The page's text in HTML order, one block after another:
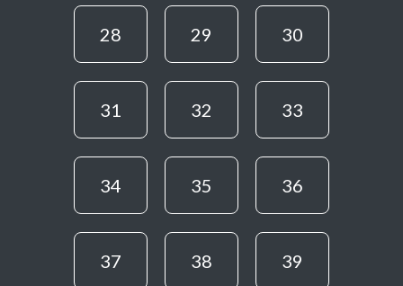
28 29 30
31 32 33
34 35 36
37 38 39